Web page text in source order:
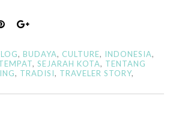
, BUDAYA, CULTURE, INDONESIA,
, SEJARAH KOTA, TENTANG
, TRADISI, TRAVELER STORY,